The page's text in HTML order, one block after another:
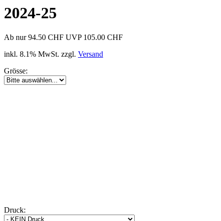
2024-25
Ab nur 94.50 CHF UVP 105.00 CHF
inkl. 8.1% MwSt. zzgl. Versand
Grösse:
Druck: